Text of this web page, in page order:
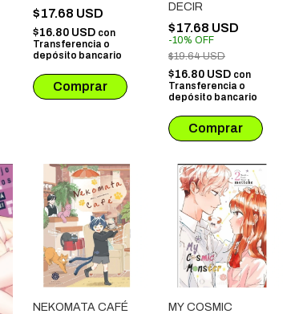
$17.68 USD
$16.80 USD con
Transferencia o
depósito bancario
DECIR
$17.68 USD
-10% OFF
$19.64 USD
$16.80 USD con
Transferencia o
depósito bancario
NEKOMATA CAFÉ
MY COSMIC